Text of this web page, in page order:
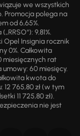
we wszystkich
Promocja polega na
od 6,65%.
9,81%.
Opel Insignia rocznik
0%. Całkowita
miesięcznych rat
umowy: 60 miesięcy.
kwota do
12 765,80 zł (w tym
11 725,80 zł).
nie jest